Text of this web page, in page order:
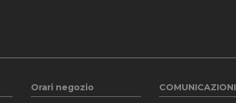
Orari negozio COMUNICAZIONI